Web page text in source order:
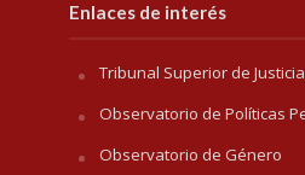
Enlaces de interés
Tribunal Superior de Justicia
Observatorio de Políticas
Observatorio de Género